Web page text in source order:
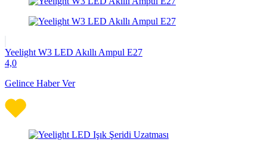
Yeelight W3 LED Akıllı Ampul E27
4,0
Gelince Haber Ver